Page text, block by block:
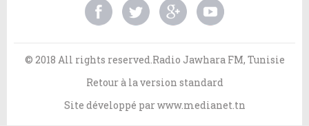
© 2018 All rights reserved.Radio Jawhara FM, Tunisie
Retour à la version standard
Site développé parwww.medianet.tn